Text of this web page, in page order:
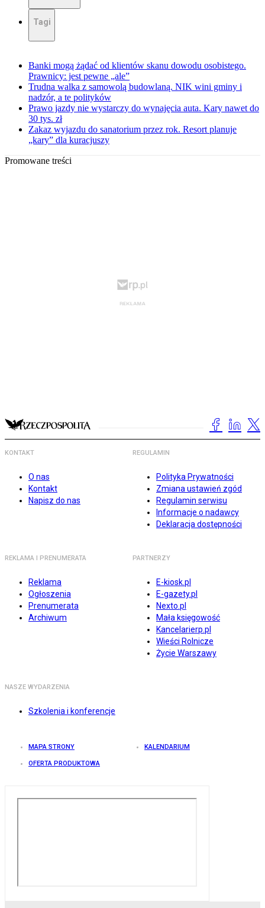
Tagi
Banki mogą żądać od klientów skanu dowodu osobistego.
Prawnicy: jest pewne „ale”
Trudna walka z samowolą budowlaną. NIK wini gminy i
nadzór, a te polityków
Prawo jazdy nie wystarczy do wynajęcia auta. Kary nawet do
30 tys. zł
Zakaz wyjazdu do sanatorium przez rok. Resort planuje
„kary” dla kuracjuszy
Promowane treści
KONTAKT
O nas
Kontakt
Napisz do nas
REGULAMIN
Polityka Prywatności
Zmiana ustawień zgód
Regulamin serwisu
Informacje o nadawcy
Deklaracja dostępności
REKLAMA I PRENUMERATA
Reklama
Ogłoszenia
Prenumerata
Archiwum
PARTNERZY
E-kiosk.pl
E-gazety.pl
Nexto.pl
Mała księgowość
Kancelarierp.pl
Wieści Rolnicze
Życie Warszawy
NASZE WYDARZENIA
Szkolenia i konferencje
MAPA STRONY KALENDARIUM
OFERTA PRODUKTOWA